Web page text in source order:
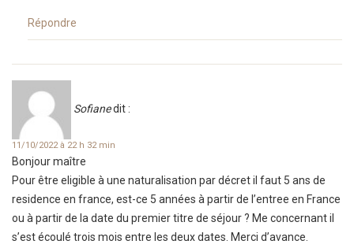
Répondre
Sofianedit :
11/10/2022 à 22 h 32 min
Bonjour maître
Pour être eligible à une naturalisation par décret il faut 5 ans de
residence en france, est-ce 5 années à partir de l’entree en France
ou à partir de la date du premier titre de séjour ? Me concernant il
s’est écoulé trois mois entre les deux dates. Merci d’avance.